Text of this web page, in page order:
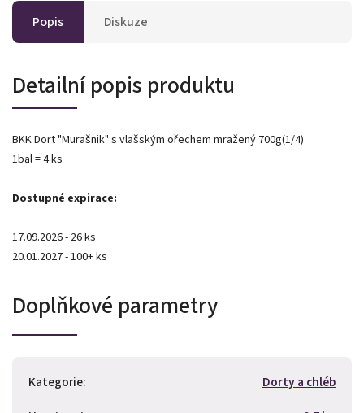
Popis Diskuze
Detailní popis produktu
BKK Dort "Murašnik" s vlašským ořechem mražený 700g(1/4)
1bal = 4 ks
Dostupné expirace:
17.09.2026 - 26 ks
20.01.2027 - 100+ ks
Doplňkové parametry
Kategorie:
Dorty a chléb